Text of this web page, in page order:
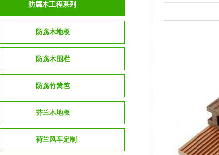
防腐木工程系列
防腐木地板
防腐木围栏
防腐竹篱笆
芬兰木地板
荷兰风车定制